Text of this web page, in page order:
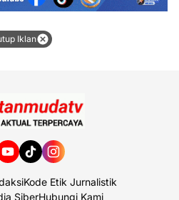
Iklan
Kode Etik Jurnalistik
SiberHubungi Kami